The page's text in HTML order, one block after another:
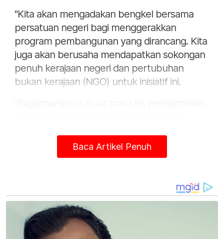
"Kita akan mengadakan bengkel bersama
persatuan negeri bagi menggerakkan
program pembangunan yang dirancang. Kita
juga akan berusaha mendapatkan sokongan
penuh kerajaan negeri dan pertubuhan
bukan kerajaan (NGO) untuk inisiatif ini.
Harimau Malaya dalam jangka masa pendek,"
katanya semasa majlis berbuka puasa FAM
Baca Artikel Penuh